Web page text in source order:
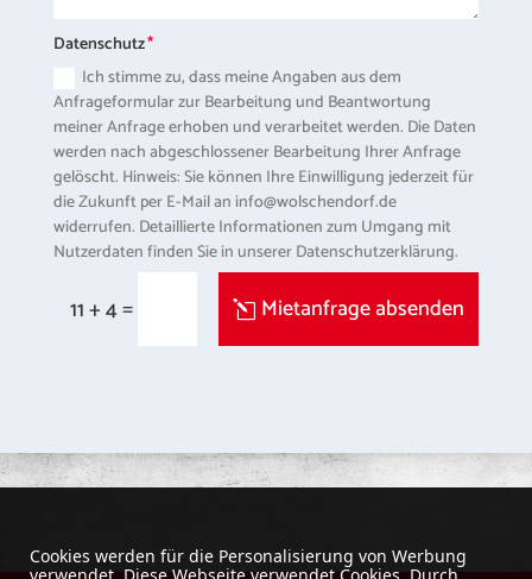
Datenschutz
Ich stimme zu, dass meine Angaben aus dem
Anfrageformular zur Bearbeitung und Beantwortung
meiner Anfrage erhoben und verarbeitet werden. Die Daten
werden nach abgeschlossener Bearbeitung Ihrer Anfrage
gelöscht. Hinweis: Sie können Ihre Einwilligung jederzeit für
die Zukunft per E-Mail an info@wolschendorf.de
widerrufen. Detaillierte Informationen zum Umgang mit
Nutzerdaten finden Sie in unserer Datenschutzerklärung.
11 + 4= Mietanfrage absenden
Cookies werden für die Personalisierung von Werbung